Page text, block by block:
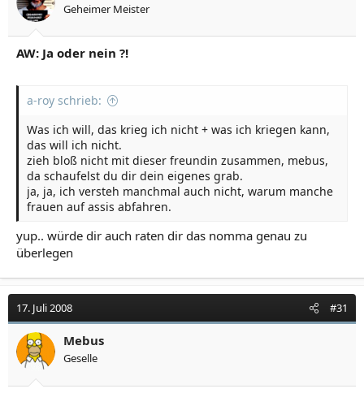
Geheimer Meister
AW: Ja oder nein ?!
a-roy schrieb:
Was ich will, das krieg ich nicht + was ich kriegen kann,
das will ich nicht.
zieh bloß nicht mit dieser freundin zusammen, mebus,
da schaufelst du dir dein eigenes grab.
ja, ja, ich versteh manchmal auch nicht, warum manche
frauen auf assis abfahren.
yup.. würde dir auch raten dir das nomma genau zu
überlegen
17. Juli 2008 #31
Mebus
Geselle